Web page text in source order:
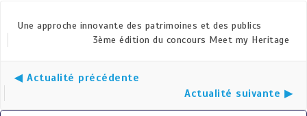
Une approche innovante des patrimoines et des publics
3ème édition du concours Meet my Heritage
◀ Actualité précédente
Actualité suivante ▶